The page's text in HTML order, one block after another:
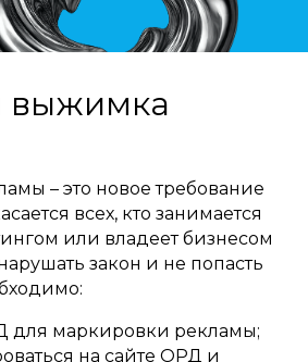
выжимка
– это новое требование
всех, кто занимается
или владеет бизнесом
закон и не попасть
для маркировки рекламы;
на сайте ОРД и